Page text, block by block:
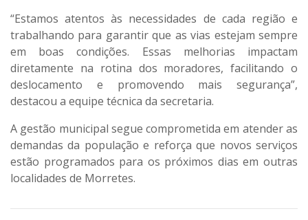
“Estamos atentos às necessidades de cada região e
trabalhando para garantir que as vias estejam sempre
em boas condições. Essas melhorias impactam
diretamente na rotina dos moradores, facilitando o
deslocamento e promovendo mais segurança”,
destacou a equipe técnica da secretaria.
A gestão municipal segue comprometida em atender as
demandas da população e reforça que novos serviços
estão programados para os próximos dias em outras
localidades de Morretes.